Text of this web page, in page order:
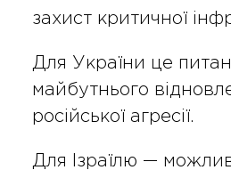
захист критичної
Для України це
майбутнього
російської агресії.
Для Ізраїлю —